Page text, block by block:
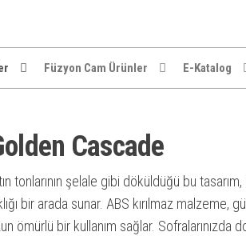
Füzyon Cam Ürünler E-Katalog
Cascade
tonlarının şelale gibi döküldüğü bu
bir arada sunar. ABS kırılmaz malzeme,
ömürlü bir kullanım sağlar. Sofralarınızda